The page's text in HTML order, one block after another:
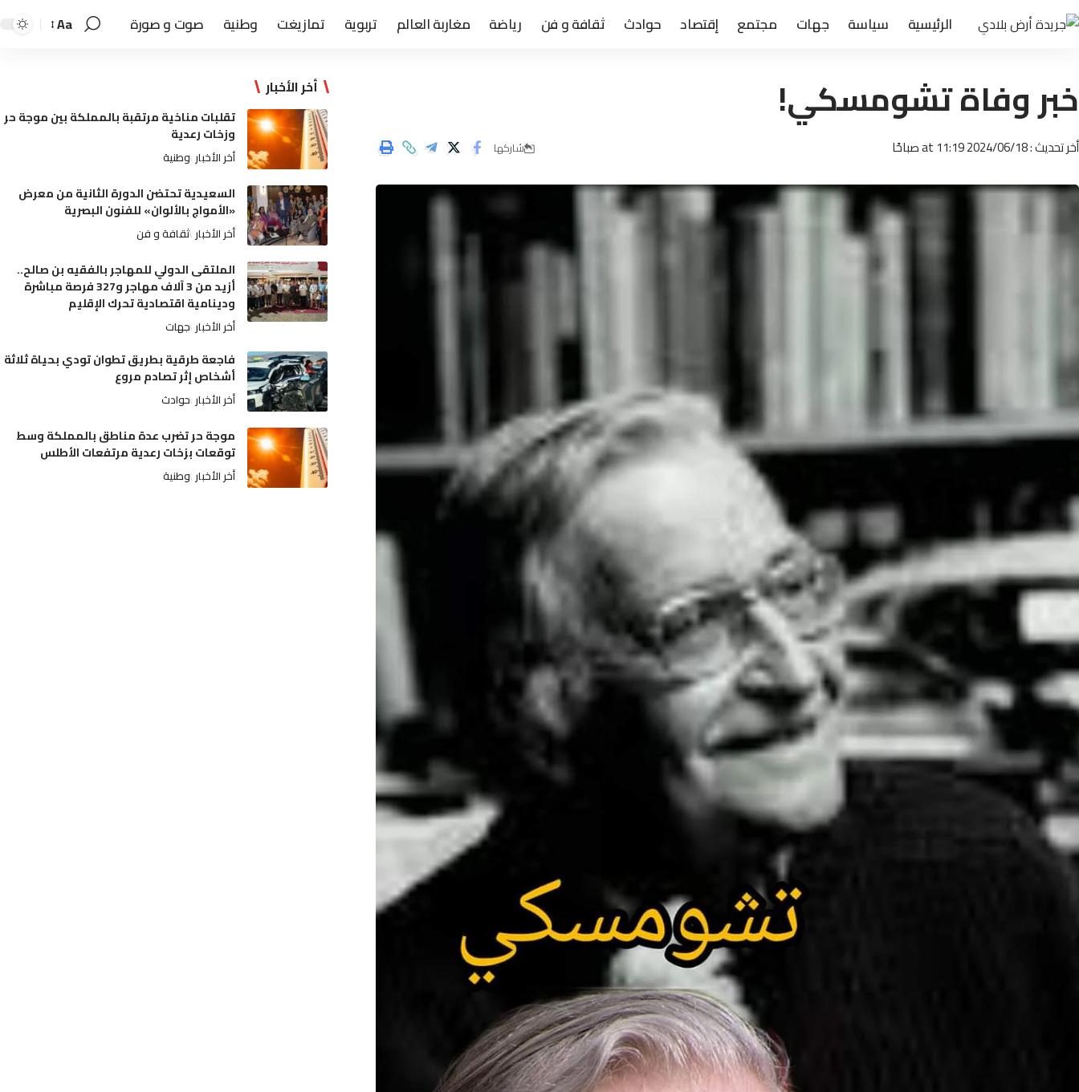
الرئيسية سياسة جهات مجتمع إقتصاد حوادث ثقافة و فن رياضة مغاربة العالم تربوية تمازيغت وطنية صوت و صورة Aa
خبر وفاة تشومسكي!
أخر تحديث : 2024/06/18 at 11:19 صباحًا شاركها
أخر الأخبار
تقلبات مناخية مرتقبة بالمملكة بين موجة حر
وزخات رعدية
أخر الأخبار وطنية
السعيدية تحتضن الدورة الثانية من معرض
«الأمواج بالألوان» للفنون البصرية
أخر الأخبار ثقافة و فن
الملتقى الدولي للمهاجر بالفقيه بن صالح..
أزيد من 3 آلاف مهاجر و327 فرصة مباشرة
ودينامية اقتصادية تحرك الإقليم
أخر الأخبار جهات
فاجعة طرقية بطريق تطوان تودي بحياة ثلاثة
أشخاص إثر تصادم مروع
أخر الأخبار حوادث
موجة حر تضرب عدة مناطق بالمملكة وسط
توقعات بزخات رعدية مرتفعات الأطلس
أخر الأخبار وطنية